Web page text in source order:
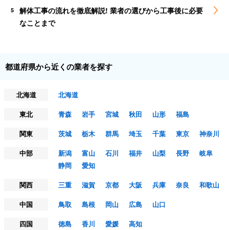
5
解体工事の流れを徹底解説! 業者の選びから工事後に必要
なことまで
都道府県から近くの業者を探す
北海道
北海道
東北
青森 岩手 宮城 秋田 山形
福島
関東
茨城 栃木 群馬 埼玉 千葉 東京
神奈川
中部
新潟 富山 石川 福井 山梨 長野
岐阜
静岡
愛知
関西
三重 滋賀 京都 大阪 兵庫 奈良
和歌山
中国
鳥取 島根 岡山 広島
山口
四国
徳島 香川 愛媛
高知